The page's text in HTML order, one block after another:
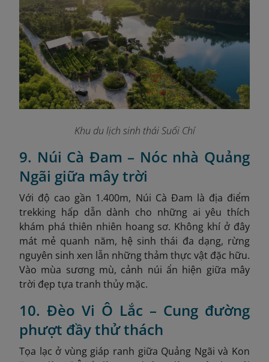
Khu du lịch sinh thái Suối Chí
9. Núi Cà Đam – Nóc nhà Quảng
Ngãi giữa mây trời
Với độ cao gần 1.400m, Núi Cà Đam là địa điểm
trekking hấp dẫn dành cho những ai yêu thích
khám phá thiên nhiên hoang sơ. Không khí ở đây
mát mẻ quanh năm, hệ sinh thái đa dạng, rừng
nguyên sinh xen lẫn những thảm thực vật đặc hữu.
Vào mùa sương mù, cảnh núi ẩn hiện giữa mây
trời đẹp tựa tranh thủy mặc.
10. Đèo Vi Ô Lắc – Cung đường
phượt đầy thử thách
Tọa lạc ở vùng giáp ranh giữa Quảng Ngãi và Kon